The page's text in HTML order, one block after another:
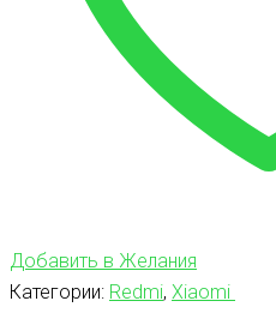
Добавить в Желания
Категории: Redmi, Xiaomi